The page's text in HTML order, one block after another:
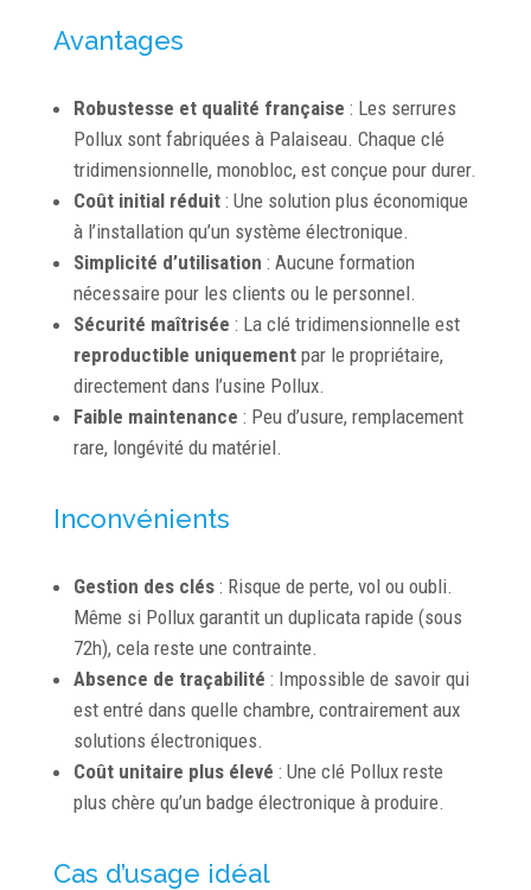
Avantages
Robustesse et qualité française : Les serrures
Pollux sont fabriquées à Palaiseau. Chaque clé
tridimensionnelle, monobloc, est conçue pour durer.
Coût initial réduit: Une solution plus économique
à l’installation qu’un système électronique.
Simplicité d’utilisation : Aucune formation
nécessaire pour les clients ou le personnel.
Sécurité maîtrisée : La clé tridimensionnelle est
reproductible uniquementpar le propriétaire,
directement dans l’usine Pollux.
Faible maintenance : Peu d’usure, remplacement
rare, longévité du matériel.
Inconvénients
Gestion des clés: Risque de perte, vol ou oubli.
Même si Pollux garantit un duplicata rapide (sous
72h), cela reste une contrainte.
Absence de traçabilité : Impossible de savoir qui
est entré dans quelle chambre, contrairement aux
solutions électroniques.
Coût unitaire plus élevé : Une clé Pollux reste
plus chère qu’un badge électronique à produire.
Cas d’usage idéal